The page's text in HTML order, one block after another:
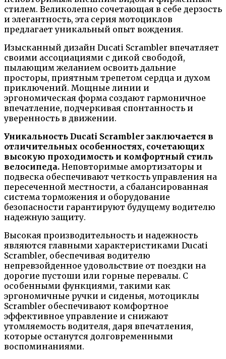
стилем. Великолепно сочетающая в себе дерзость
и элегантность, эта серия мотоциклов
предлагает уникальный опыт вождения.
Изысканный дизайн Ducati Scrambler впечатляет
своими ассоциациями с дикой свободой,
пылающим желанием освоить дальние
просторы, приятным трепетом сердца и духом
приключений. Мощные линии и
эргономическая форма создают гармоничное
впечатление, подчеркивая спонтанность и
уверенность в движении.
Уникальность Ducati Scrambler заключается в
отличительных особенностях, сочетающих
высокую проходимость и комфортный стиль
велосипеда. Неповторимые амортизаторы и
подвеска обеспечивают четкость управления на
пересеченной местности, а сбалансированная
система торможения и оборудование
безопасности гарантируют будущему водителю
надежную защиту.
Высокая производительность и надежность
являются главными характеристиками Ducati
Scrambler, обеспечивая водителю
непревзойденное удовольствие от поездки на
дорогие пустоши или горные перевалы. С
особенными функциями, такими как
эргономичные ручки и сиденья, мотоциклы
Scrambler обеспечивают комфортное
эффективное управление и снижают
утомляемость водителя, даря впечатления,
которые останутся долговременными
воспоминаниями.